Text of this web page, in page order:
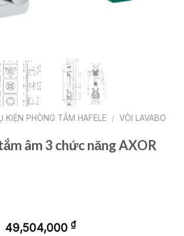
KIỆN PHÒNG TẮM HAFELE / VÒI LAVABO
âm 3 chức năng AXOR
Giá
49,504,000 ₫Giá